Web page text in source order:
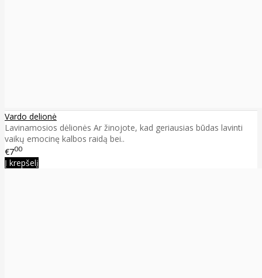
Vardo delionė
Lavinamosios dėlionės Ar žinojote, kad geriausias būdas lavinti
vaikų emocinę kalbos raidą bei..
€700
Į krepšelį